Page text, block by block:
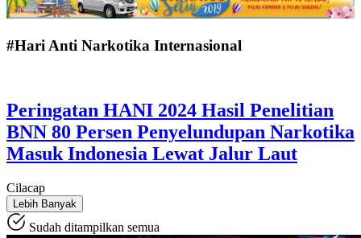
#Hari Anti Narkotika Internasional
Peringatan HANI 2024 Hasil Penelitian
BNN 80 Persen Penyelundupan Narkotika
Masuk Indonesia Lewat Jalur Laut
Cilacap
Lebih Banyak
Sudah ditampilkan semua